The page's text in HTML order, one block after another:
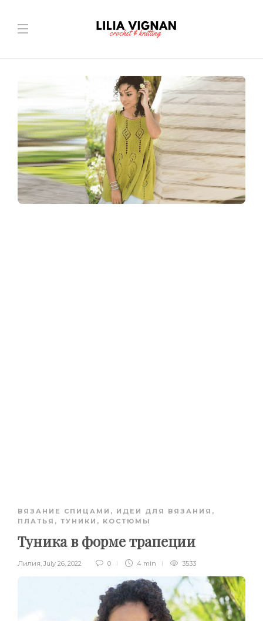
ВЯЗАНИЕ СПИЦАМИ , ИДЕИ ДЛЯ ВЯЗАНИЯ ,
ПЛАТЬЯ, ТУНИКИ, КОСТЮМЫ
Туника в форме трапеции
Лилия, July 26, 2022 0 4 min 3533